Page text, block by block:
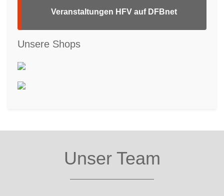
Veranstaltungen HFV auf DFBnet
Unsere Shops
Unser Team